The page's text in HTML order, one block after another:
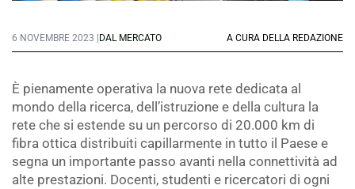
6 NOVEMBRE 2023 | DAL MERCATO A CURA DELLA REDAZIONE
È pienamente operativa la nuova rete dedicata al
mondo della ricerca, dell’istruzione e della cultura la
rete che si estende su un percorso di 20.000 km di
fibra ottica distribuiti capillarmente in tutto il Paese e
segna un importante passo avanti nella connettività ad
alte prestazioni. Docenti, studenti e ricercatori di ogni